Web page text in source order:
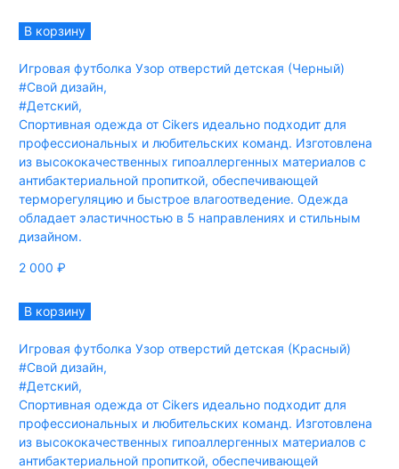
В корзину
Игровая футболка Узор отверстий детская (Черный)
#Свой дизайн,
#Детский,
Спортивная одежда от Cikers идеально подходит для
профессиональных и любительских команд. Изготовлена
из высококачественных гипоаллергенных материалов с
антибактериальной пропиткой, обеспечивающей
терморегуляцию и быстрое влагоотведение. Одежда
обладает эластичностью в 5 направлениях и стильным
дизайном.
2 000 ₽
В корзину
Игровая футболка Узор отверстий детская (Красный)
#Свой дизайн,
#Детский,
Спортивная одежда от Cikers идеально подходит для
профессиональных и любительских команд. Изготовлена
из высококачественных гипоаллергенных материалов с
антибактериальной пропиткой, обеспечивающей